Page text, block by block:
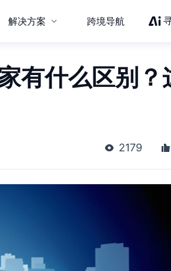
解决方案 跨境导航
有什么区别？
2179